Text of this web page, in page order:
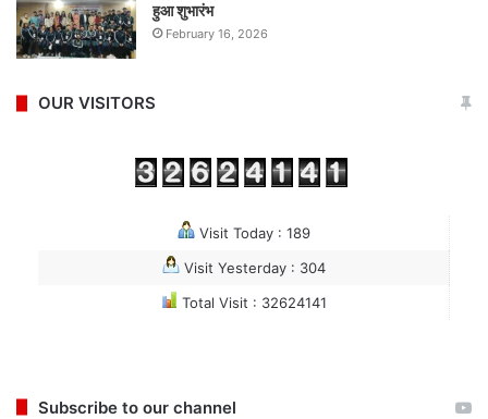
हुआ शुभारंभ
February 16, 2026
OUR VISITORS
Visit Today : 189
Visit Yesterday : 304
Total Visit : 32624141
Subscribe to our channel